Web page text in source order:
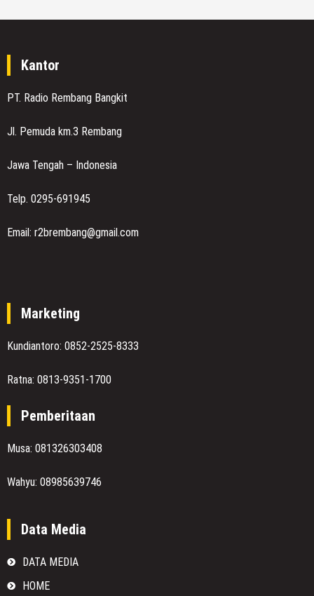
Kantor
PT. Radio Rembang Bangkit
Jl. Pemuda km.3 Rembang
Jawa Tengah – Indonesia
Telp. 0295-691945
Email: r2brembang@gmail.com
Marketing
Kundiantoro: 0852-2525-8333
Ratna: 0813-9351-1700
Pemberitaan
Musa: 081326303408
Wahyu: 08985639746
Data Media
DATA MEDIA
HOME